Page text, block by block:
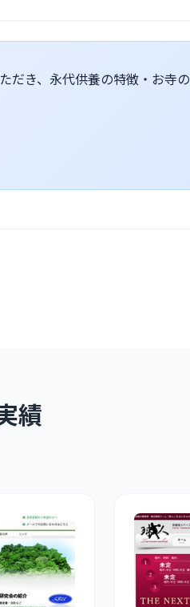
だき、永代供養の特徴・お寺の
績